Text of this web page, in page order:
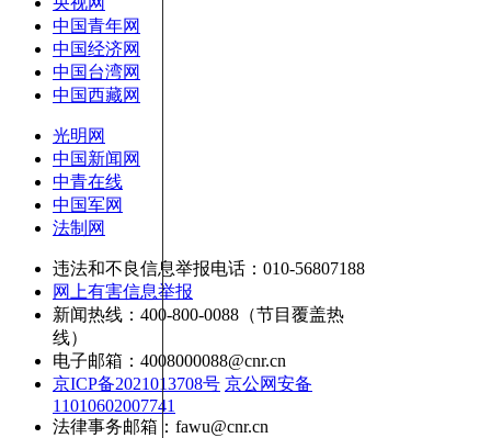
中国青年网
中国经济网
中国台湾网
中国西藏网
光明网
中国新闻网
中青在线
中国军网
法制网
违法和不良信息举报电话：010-56807188
网上有害信息举报
新闻热线：400-800-0088（节目覆盖热
线）
电子邮箱：4008000088@cnr.cn
京ICP备2021013708号 京公网安备
11010602007741
法律事务邮箱：fawu@cnr.cn